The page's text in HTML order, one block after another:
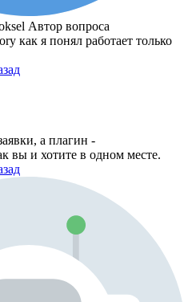
Автор вопроса
как я понял работает только
а плагин -
вы и хотите в одном месте.